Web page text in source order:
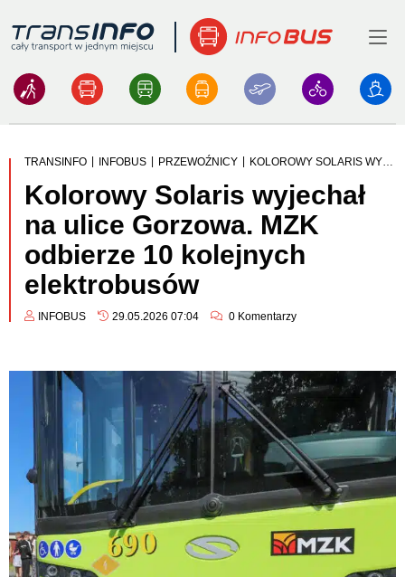
Logo Menu
TRANSINFO INFOBUS PRZEWOŹNICY KOLOROWY SOLARIS WYJECHAŁ NA ULICE GORZOWA. MZK ODBIERZE 10 KOLEJNYCH ELEKTROBUSÓW
Kolorowy Solaris wyjechał
na ulice Gorzowa. MZK
odbierze 10 kolejnych
elektrobusów
INFOBUS 29.05.2026 07:04 0 Komentarzy